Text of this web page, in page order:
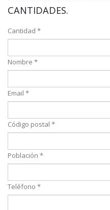
CANTIDADES.
Cantidad *
Nombre *
Email *
Código postal *
Población *
Teléfono *